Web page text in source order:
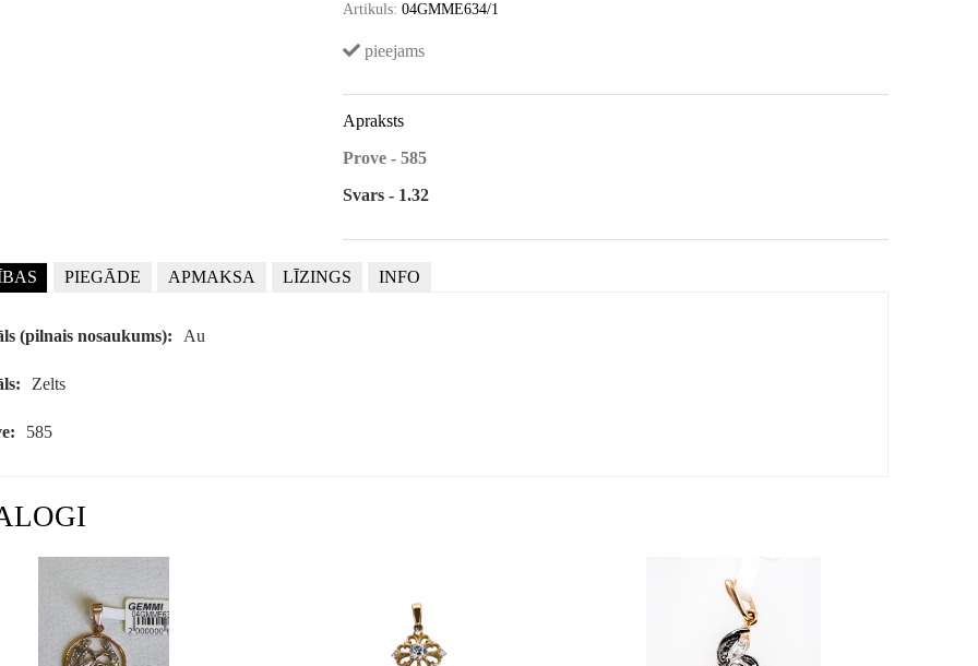
Artikuls: 04GMME634/1
pieejams
Apraksts
Prove - 585
Svars - 1.32
PIEGĀDE APMAKSA LĪZINGS INFO
(pilnais nosaukums): Au
Zelts
585